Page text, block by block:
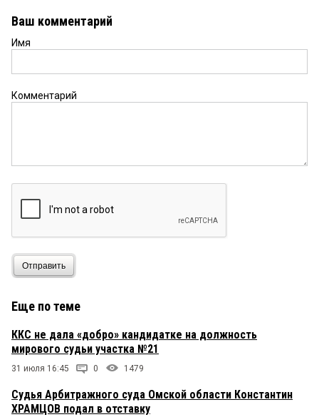
Ваш комментарий
Имя
Комментарий
Отправить
Еще по теме
ККС не дала «добро» кандидатке на должность
мирового судьи участка №21
31 июля 16:45 0 1479
Судья Арбитражного суда Омской области Константин
ХРАМЦОВ подал в отставку